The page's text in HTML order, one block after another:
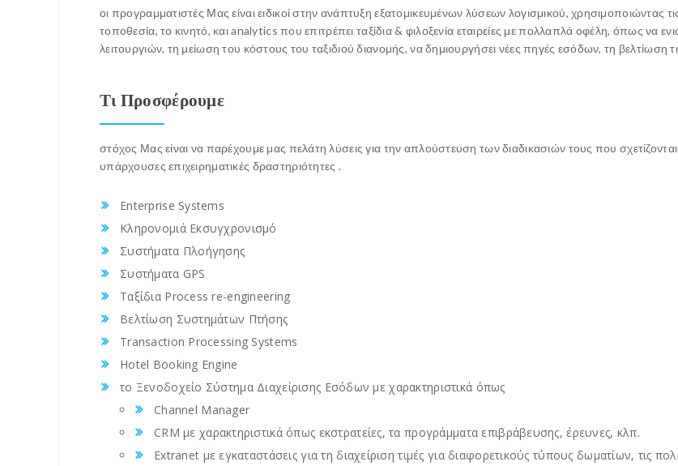
οι προγραμματιστές Μας είναι ειδικοί στην ανάπτυξη εξατομικευμένων λύσεων λογισμικού, χρησιμοποιώντας
τοποθεσία, το κινητό, και analytics που επιτρέπει ταξίδια & φιλοξενία εταιρείες με πολλαπλά οφέλη, όπως να
λειτουργιών, τη μείωση του κόστους του ταξιδιού διανομής, να δημιουργήσει νέες πηγές εσόδων, τη
Τι Προσφέρουμε
στόχος Μας είναι να παρέχουμε μας πελάτη λύσεις για την απλούστευση των διαδικασιών τους που σχετίζονται
υπάρχουσες επιχειρηματικές δραστηριότητες .
Enterprise Systems
Κληρονομιά Εκσυγχρονισμό
Συστήματα Πλοήγησης
Συστήματα GPS
Ταξίδια Process re-engineering
Βελτίωση Συστημάτων Πτήσης
Transaction Processing Systems
Hotel Booking Engine
το Ξενοδοχείο Σύστημα Διαχείρισης Εσόδων με χαρακτηριστικά όπως
Channel Manager
CRM με χαρακτηριστικά όπως εκστρατείες, τα προγράμματα επιβράβευσης, έρευνες, κλπ.
Extranet με εγκαταστάσεις για τη διαχείριση τιμές για διαφορετικούς τύπους δωματίων, τις